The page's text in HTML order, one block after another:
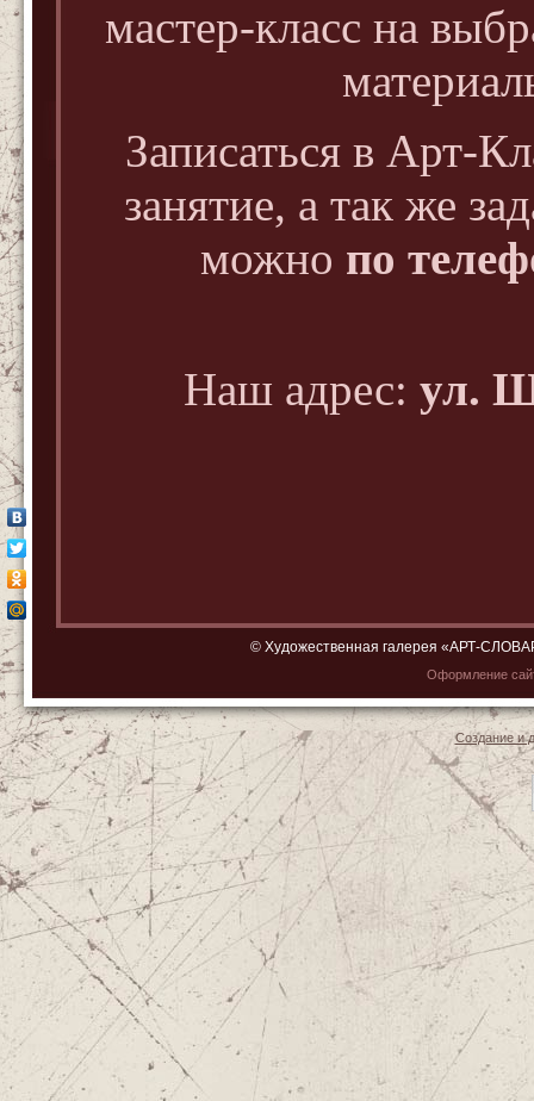
мастер-класс на
Записаться в Арт-
занятие, а так же
можно по
Наш адрес: ул.
© Художественная галерея «АРТ-
Оформление
Создание и